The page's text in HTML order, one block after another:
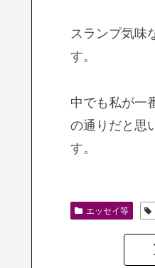
スランプ気味
す。
中でも私が一
の通りだと思
す。
エッセイ等